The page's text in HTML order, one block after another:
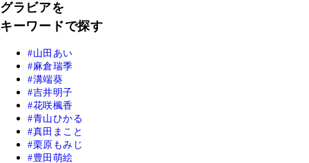
グラビアを
キーワードで探す
山田あい
麻倉瑞季
溝端葵
吉井明子
花咲楓香
青山ひかる
真田まこと
栗原もみじ
豊田萌絵